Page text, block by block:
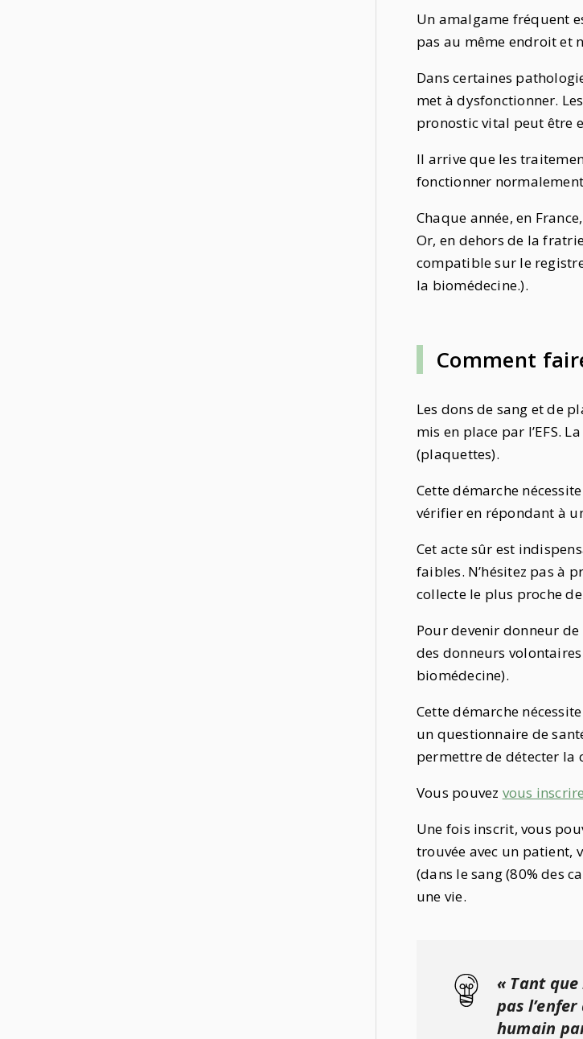
Un amalgame fréquent
pas au même endroit et
Dans certaines
met à dysfonctionner.
pronostic vital peut être
Il arrive que les
fonctionner
Chaque année, en
Or, en dehors de la
compatible sur le
la biomédecine.).
Comment
Les dons de sang et de
mis en place par l’EFS.
(plaquettes).
Cette démarche
vérifier en répondant à
Cet acte sûr est
faibles. N’hésitez pas à
collecte le plus proche de
Pour devenir donneur
des donneurs volontaires
biomédecine).
Cette démarche
un questionnaire de
permettre de détecter la
Vous pouvez vous
Une fois inscrit, vous
trouvée avec un patient,
(dans le sang (80% des
une vie.
« Tant que
pas
humain